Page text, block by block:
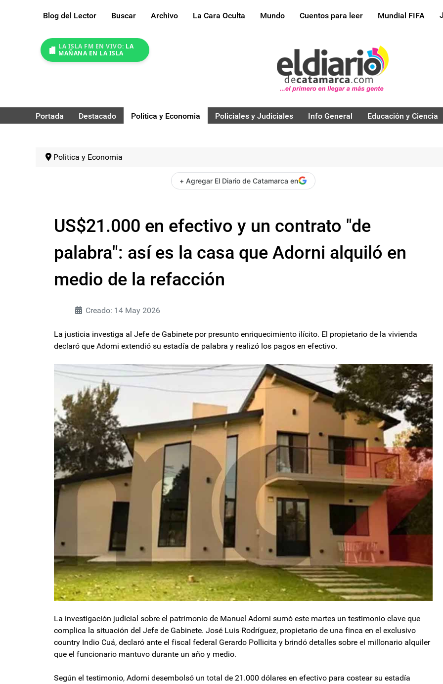
Blog del Lector Buscar Archivo La Cara Oculta Mundo Cuentos para leer Mundial FIFA
LA ISLA FM EN VIVO: LA
MAÑANA EN LA ISLA
Portada Destacado Politica y Economia Policiales y Judiciales Info General Educación y Ciencia
Politica y Economia
+ Agregar El Diario de Catamarca en
US$21.000 en efectivo y un contrato "de
palabra": así es la casa que Adorni alquiló en
medio de la refacción
Creado: 14 May 2026
La justicia investiga al Jefe de Gabinete por presunto enriquecimiento ilícito. El propietario de la vivienda
declaró que Adorni extendió su estadía de palabra y realizó los pagos en efectivo.
La investigación judicial sobre el patrimonio de Manuel Adorni sumó este martes un testimonio clave que
complica la situación del Jefe de Gabinete. José Luis Rodríguez, propietario de una finca en el exclusivo
country Indio Cuá, declaró ante el fiscal federal Gerardo Pollicita y brindó detalles sobre el millonario alquiler
que el funcionario mantuvo durante un año y medio.
Según el testimonio, Adorni desembolsó un total de 21.000 dólares en efectivo para costear su estadía